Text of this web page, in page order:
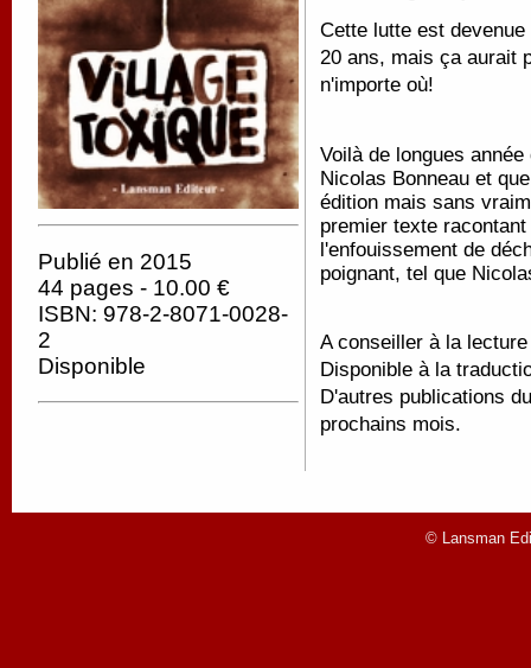
Publié en 2015
44 pages - 10.00 €
ISBN: 978-2-8071-0028-
2
Disponible
Cette lutte est
20 ans, mais ça aurait
n'importe où!
Voilà de longues
Nicolas Bonneau et
édition mais sans
premier texte
l'enfouissement de
poignant, tel que
A conseiller à la
Disponible à la
D'autres publications
prochains mois.
© Lansman